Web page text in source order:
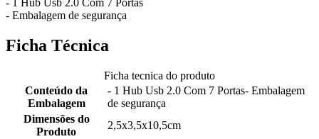
- 1 Hub Usb 2.0 Com 7 Portas
- Embalagem de segurança
Ficha Técnica
Ficha tecnica do produto
Conteúdo da
Embalagem
- 1 Hub Usb 2.0 Com 7 Portas- Embalagem
de segurança
Dimensões do
Produto
2,5x3,5x10,5cm